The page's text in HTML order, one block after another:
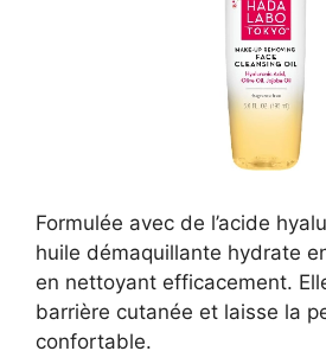
Formulée avec de l’acide
huile démaquillante hydrate
en nettoyant efficacement.
barrière cutanée et laisse la
confortable.